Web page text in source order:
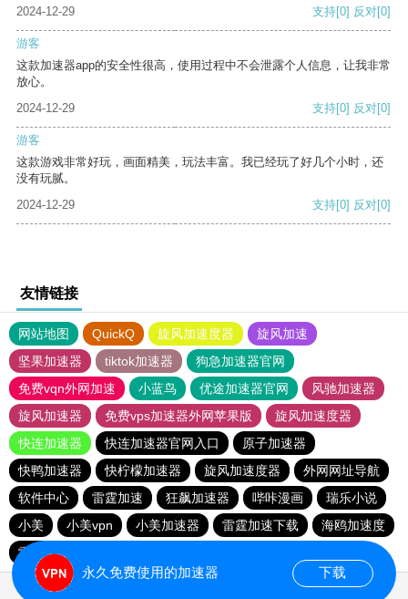
2024-12-29 支持[0] 反对[0]
游客
这款加速器app的安全性很高，使用过程中不会泄露个人信息，让我非常
放心。
2024-12-29
支持[0] 反对[0]
游客
这款游戏非常好玩，画面精美，玩法丰富。我已经玩了好几个小时，还
没有玩腻。
2024-12-29
支持[0] 反对[0]
友情链接
网站地图 QuickQ 旋风加速度器
旋风加速
坚果加速器
tiktok加速器
狗急加速器官网
免费vqn外网加速
小蓝鸟 优途加速器官网
风驰加速器
旋风加速器
免费vps加速器外网苹果版
旋风加速度器
快连加速器
快连加速器官网入口
原子加速器
快鸭加速器
快柠檬加速器 旋风加速度器
外网网址导航
软件中心
雷霆加速 狂飙加速器 哔咔漫画
瑞乐小说
小美
小美vpn 小美加速器 雷霆加速下载
海鸥加速度
雷霆加速版ins
永久免费使用的加速器 下载